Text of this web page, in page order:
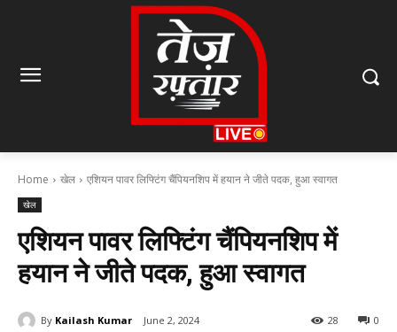
Home खेल एशियन पावर लिफ्टिंग चैंपियनशिप में हयान ने जीते पदक, हुआ स्वागत
खेल
एशियन पावर लिफ्टिंग चैंपियनशिप में
हयान ने जीते पदक, हुआ स्वागत
By Kailash Kumar June 2, 2024 0
28